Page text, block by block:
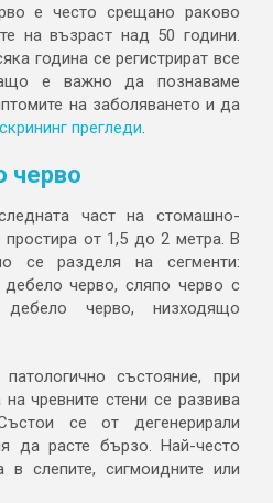
е често срещано раково
на възраст над 50 години.
година се регистрират все
е важно да познаваме
на заболяването и да
скрининг прегледи.
черво
част на стомашно-
простира от 1,5 до 2 метра. В
се разделя на сегменти:
черво, сляпо черво с
дебело черво, низходящо
състояние, при
чревните стени се развива
се от дегенерирали
да расте бързо. Най-често
в слепите, сигмоидните или